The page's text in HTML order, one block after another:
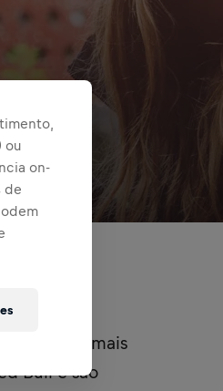
de marca mais
Bull e são
ou
on-
de